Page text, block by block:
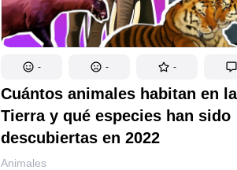
- - -
Cuántos animales habitan en la
Tierra y qué especies han sido
descubiertas en 2022
Animales